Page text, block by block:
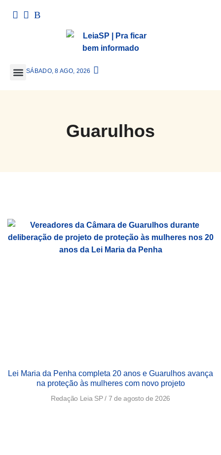
SÁBADO, 8 AGO, 2026
Guarulhos
Lei Maria da Penha completa 20 anos e Guarulhos avança
na proteção às mulheres com novo projeto
Redação Leia SP 7 de agosto de 2026